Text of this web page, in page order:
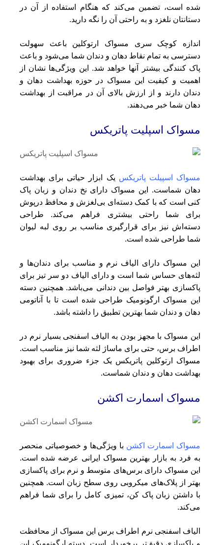
شده است، تضمین می‌کند که هنگام استفاده از آن در
دستانتان نلغزد و به راحتی آن را نگه دارید.
اندازه کوچک سری مسواک ارتوکلین باعث سهولت
دسترسی به تمام نقاط دهان و دندان شما می‌شود و باعث
پاک کنندگی بیشتر آنها خواهد شد. این ویژگی‌ها نشان از
اهمیت و کیفیت این مسواک در حوزه بهداشت دهان و
دندان دارند و از ارزش بالای آن در مراقبت از بهداشت
دهان شما خبر می‌دهند.
مسواک اسپلیت پاتریکس
مسواک اسپیلت پاتریکس یک ابزار حیاتی برای بهداشت
دهان شماست. این مسواک دارای نخ دندان و زبان پاک
کنی است که با کمک دسته‌ای بی‌لغزش و محافظ درپوش
برای شما راحتی بیشتری فراهم می‌کند. طراحی
دسته‌اش نیز برای قرارگیری مناسب بر روی لبه لیوان
شما طراحی شده است.
این مسواک دارای الیاف نرم و مناسب برای دندان‌ها و
لثه‌های حساس شما است و دارای الیاف دو سر تیز برای
پاکسازی بهتر فواصل بین دندانی می‌باشد. همچنین دسته
این مسواک ارگونومیک طراحی شده است تا با آناتومی
دهان و دندان شما بهترین تطبیق را داشته باشد.
این مسواک با مجهز بودن به الیاف اسفنجی بسیار نرم در
اطراف برس، حتی برای ماساژ لثه شما نیز مناسب است.
مسواک ارتوکلین پاتریکس یک جزء ضروری برای بهبود
بهداشت دهان و دندان شماست.
مسواک اسمارت اکشن
مسواک اسمارت اکشن با ویژگی‌ها و خصوصیاتی منحصر
به فرد به بازار بهترین مسواک ایرانی عرضه شده است.
این مسواک دارای برس‌های متوسط و نرم برای پاکسازی
بهتر از پلاک‌های میکروبی روی سطح زبان است. همچنین
با داشتن زبان پاک کن، تمیزی کامل را برای شما فراهم
می‌کند.
الیاف اسفنجی نرم اطراف برس این مسواک از محافظت